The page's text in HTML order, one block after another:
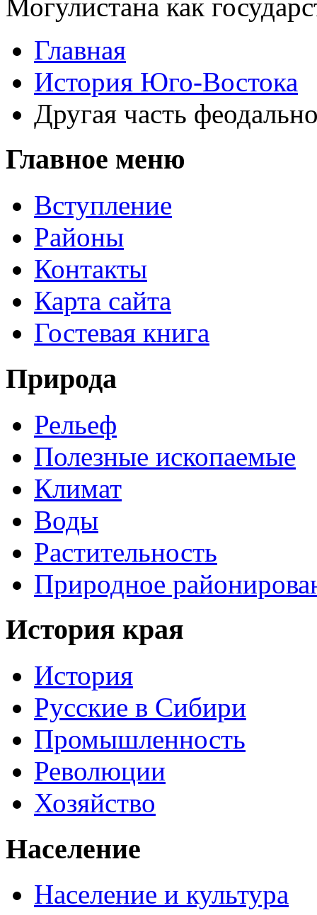
Могулистана как
Главная
История Юго-Востока
Другая часть
Главное меню
Вступление
Районы
Контакты
Карта сайта
Гостевая книга
Природа
Рельеф
Полезные ископаемые
Климат
Воды
Растительность
Природное
История края
История
Русские в Сибири
Промышленность
Революции
Хозяйство
Население
Население и культура